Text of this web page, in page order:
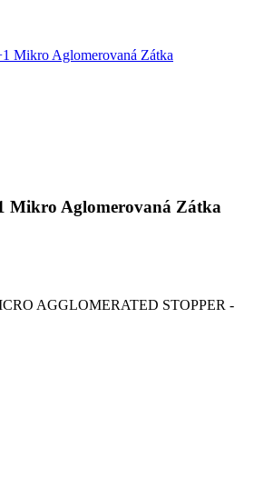
Mikro Aglomerovaná Zátka
Mikro Aglomerovaná Zátka
AGGLOMERATED STOPPER -